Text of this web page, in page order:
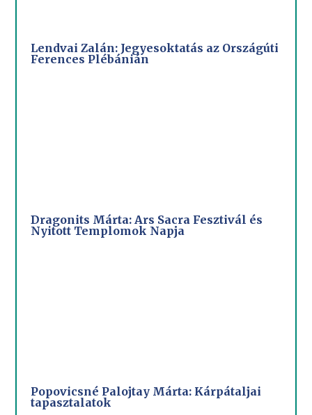
Lendvai Zalán: Jegyesoktatás az Országúti
Ferences Plébánián
Dragonits Márta: Ars Sacra Fesztivál és
Nyitott Templomok Napja
Popovicsné Palojtay Márta: Kárpátaljai
tapasztalatok